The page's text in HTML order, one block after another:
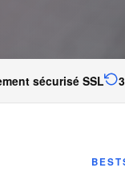
sécurisé SSL